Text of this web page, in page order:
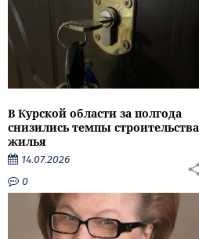
В Курской области за полгода
снизились темпы строительства
жилья
14.07.2026
0